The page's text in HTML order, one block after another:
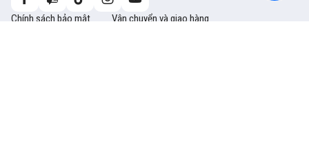
Chính sách bảo mật
Vận chuyển và giao hàng